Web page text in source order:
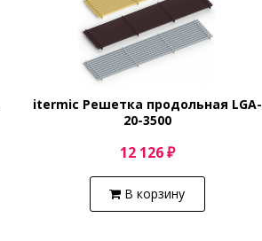
itermic Решетка продольная LGA-
20-3500
12 126 ₽
В корзину